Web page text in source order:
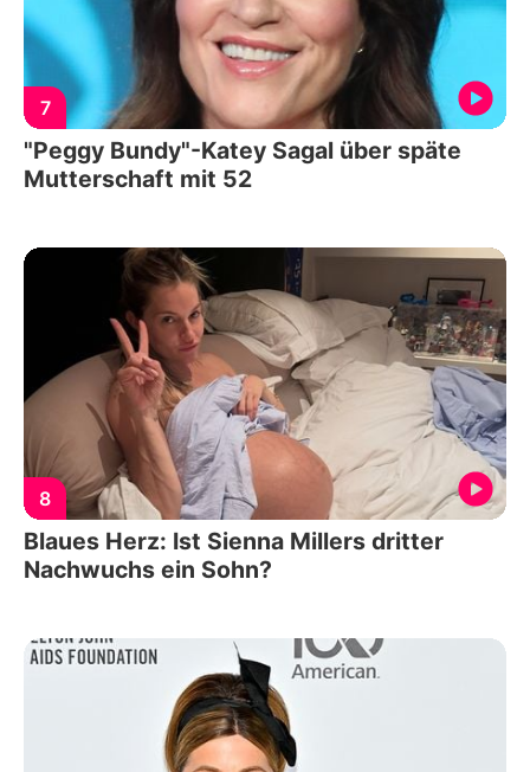
7
"Peggy Bundy"-Katey Sagal über späte
Mutterschaft mit 52
8
Blaues Herz: Ist Sienna Millers dritter
Nachwuchs ein Sohn?